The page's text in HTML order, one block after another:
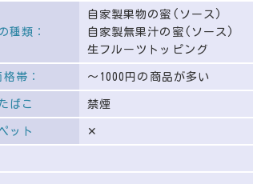
種類：
自家製果物の蜜(ソース)
自家製無果汁の蜜(ソース)
生フルーツトッピング
格帯： 〜1000円の商品が多い
ばこ 禁煙
ット ✕